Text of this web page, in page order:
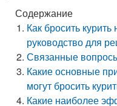
Содержание
Как бросить
руководство для
Связанные
Какие основные
могут бросить
Какие наиболее